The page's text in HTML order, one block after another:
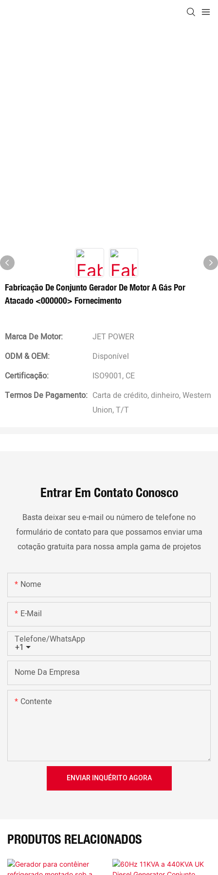
Fabricação De Conjunto Gerador De Motor A Gás Por
Atacado <000000> Fornecimento
Marca De Motor:
JET POWER
ODM & OEM:
Disponível
Certificação:
ISO9001, CE
Termos De Pagamento: Carta de crédito, dinheiro, Western
Union, T/T
Entrar Em Contato Conosco
Basta deixar seu e-mail ou número de telefone no
formulário de contato para que possamos enviar uma
cotação gratuita para nossa ampla gama de projetos
Nome
E-Mail
+1
Telefone/WhatsApp
Nome Da Empresa
Contente
ENVIAR INQUÉRITO AGORA
PRODUTOS RELACIONADOS